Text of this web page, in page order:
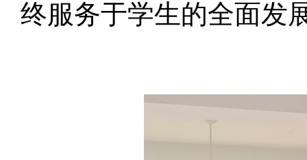
终服务于学生的全面发